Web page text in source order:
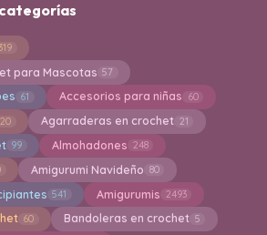
para Mascotas 57
61 Accesorios para niñas 60
20 Agarraderas en crochet 21
99 Almohadones 248
Amigurumi Navideño 80
541 Amigurumis 2493
60 Bandoleras en crochet 5